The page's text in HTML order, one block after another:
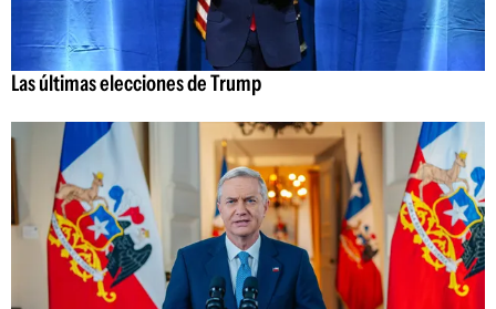
Las últimas elecciones de Trump